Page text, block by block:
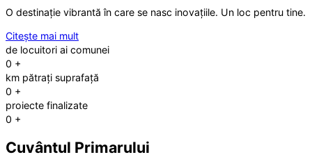
O destinație vibrantă în care se nasc inovațiile. Un loc pentru tine.
Citește mai mult
de locuitori ai comunei
0 +
km pătrați suprafață
0 +
proiecte finalizate
0 +
Cuvântul Primarului